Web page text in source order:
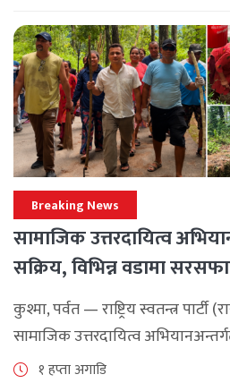
Breaking News
सामाजिक उत्तरदायित्व
सक्रिय, विभिन्न वडामा
कार्यक्रम
कुश्मा, पर्वत — राष्ट्रिय स्वतन्त्र
सामाजिक उत्तरदायित्व
समुदाय केन्द्रित र सेवामूलक कार्यक्रम
१ हप्ता अगाडि